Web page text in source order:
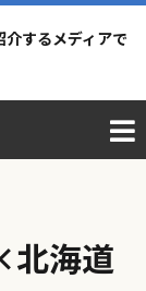
するメディアで
海道